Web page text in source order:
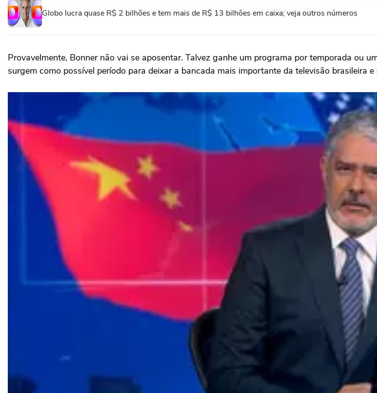
Globo lucra quase R$ 2 bilhões e tem mais de R$ 13 bilhões em caixa; veja outros números
Provavelmente, Bonner não vai se aposentar. Talvez ganhe um programa por temporada ou
surgem como possível período para deixar a bancada mais importante da televisão brasileira